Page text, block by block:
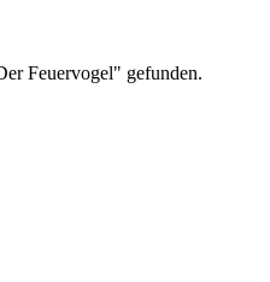
Feuervogel" gefunden.